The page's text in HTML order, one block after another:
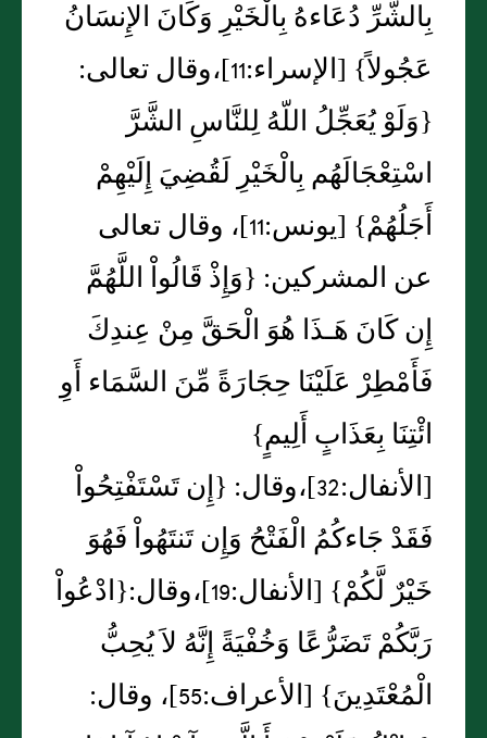
بِالشَّرِّ دُعَاءهُ بِالْخَيْرِ وَكَانَ الإِنسَانُ
عَجُولاً‏}‏ ‏[‏الإسراء‏:‏11‏]‏،وقال تعالى‏:‏‏
{‏وَلَوْ يُعَجِّلُ اللّهُ لِلنَّاسِ الشَّرَّ
اسْتِعْجَالَهُم بِالْخَيْرِ لَقُضِيَ إِلَيْهِمْ
أَجَلُهُمْ‏}‏ ‏[‏يونس‏:‏11‏]‏، وقال تعالى
عن المشركين‏:‏ ‏{‏وَإِذْ قَالُواْ اللَّهُمَّ
إِن كَانَ هَـذَا هُوَ الْحَقَّ مِنْ عِندِكَ
فَأَمْطِرْ عَلَيْنَا حِجَارَةً مِّنَ السَّمَاء أَوِ
ائْتِنَا بِعَذَابٍ أَلِيمٍ‏}‏‏
[‏الأنفال‏:‏32‏]‏،وقال‏:‏ ‏{‏إِن تَسْتَفْتِحُواْ
فَقَدْ جَاءكُمُ الْفَتْحُ وَإِن تَنتَهُواْ فَهُوَ
خَيْرٌ لَّكُمْ‏}‏ ‏[‏الأنفال‏:‏19‏]‏،وقال‏:‏‏{‏ادْعُواْ
رَبَّكُمْ تَضَرُّعًا وَخُفْيَةً إِنَّهُ لاَ يُحِبُّ
الْمُعْتَدِينَ‏}‏ ‏[‏الأعراف‏:‏55‏]‏، وقال‏:‏‏